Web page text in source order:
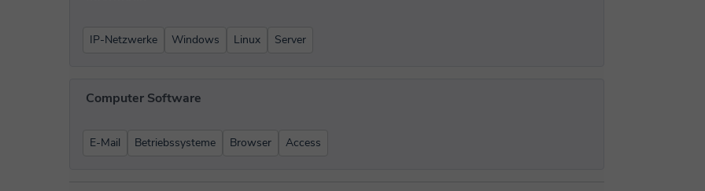
IP-Netzwerke Windows Linux Server
Computer Software
E-Mail Betriebssysteme Browser Access